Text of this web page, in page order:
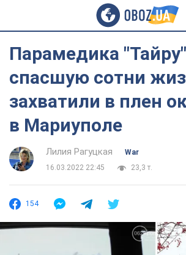
Парамедика
спасшую сотни
захватили в плен
в Мариуполе
Лилия Рагуцкая
War
16.03.2022 22:45
23,3 т.
154